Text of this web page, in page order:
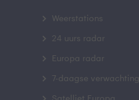
Weerstations
24 uurs radar
Europa radar
7-daagse verwachting